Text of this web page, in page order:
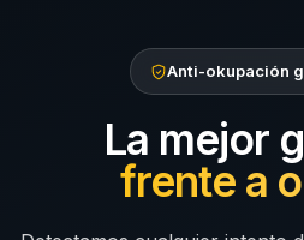
Anti-okupación
La mejor
frente a